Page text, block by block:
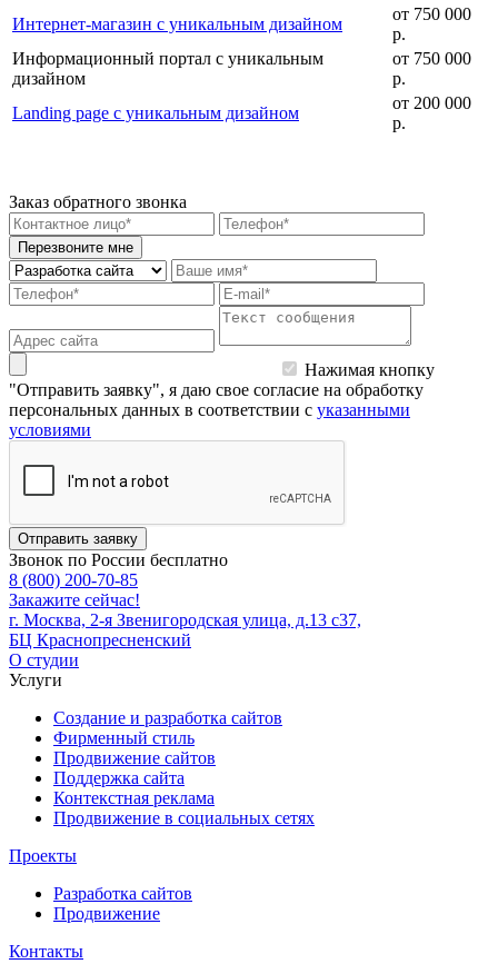
Интернет-магазин с уникальным дизайном
от 750 000
р.
Информационный портал с уникальным
дизайном
от 750 000
р.
Landing page с уникальным дизайном
от 200 000
р.
Заказ обратного звонка
Перезвоните мне
Нажимая кнопку
"Отправить заявку", я даю свое согласие на обработку
персональных данных в соответствии с указанными
условиями
Отправить заявку
Звонок по России бесплатно
8 (800) 200-70-85
Закажите сейчас!
г. Москва, 2-я Звенигородская улица, д.13 с37,
БЦ Краснопресненский
О студии
Услуги
Создание и разработка сайтов
Фирменный стиль
Продвижение сайтов
Поддержка сайта
Контекстная реклама
Продвижение в социальных сетях
Проекты
Разработка сайтов
Продвижение
Контакты